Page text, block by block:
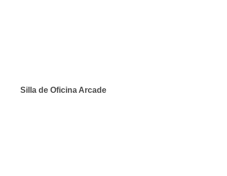
Silla de Oficina Arcade